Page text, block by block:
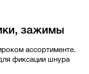
зажимы
ассортименте.
фиксации шнура